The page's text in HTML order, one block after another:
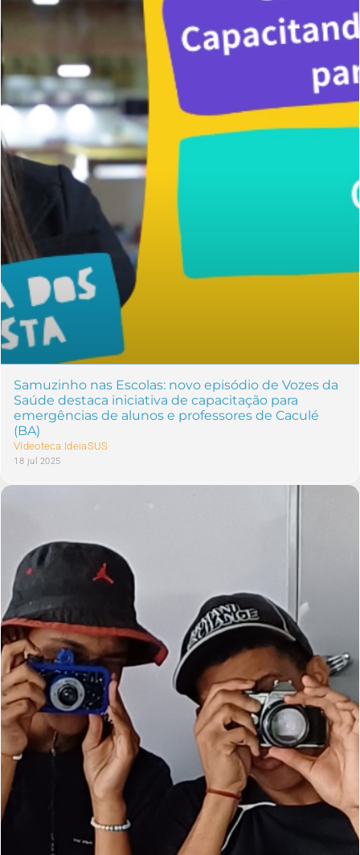
Samuzinho nas Escolas: novo episódio de Vozes da
Saúde destaca iniciativa de capacitação para
emergências de alunos e professores de Caculé
(BA)
Videoteca IdeiaSUS
18 jul 2025